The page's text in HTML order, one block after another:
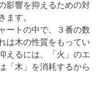
影響を抑えるための対
ます。
ートの中で、３番の数
は木の性質をもってい
えるには、「火」のエ
「木」を消耗するから